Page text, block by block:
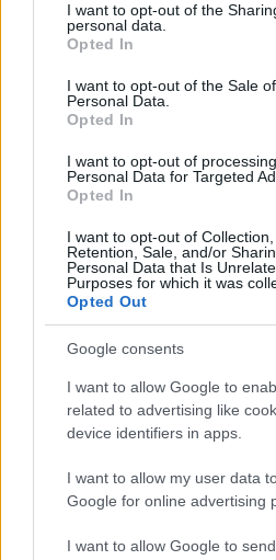
not limited to your visit or usage
grant or deny consent to Google
use your data for below specified
consent section.
I want to opt-out of the
personal data.
Opted In
I want to opt-out of the Sale
Personal Data.
Opted In
I want to opt-out of
Personal Data for Targeted
Opted In
I want to opt-out of Collection,
Retention, Sale, and/or
Personal Data that Is
Purposes for which it was
Opted Out
Google consents
I want to allow Google to
related to advertising like
device identifiers in apps.
I want to allow my user data
Google for online advertising
I want to allow Google to
Augusztusi
hatalmas változások
További